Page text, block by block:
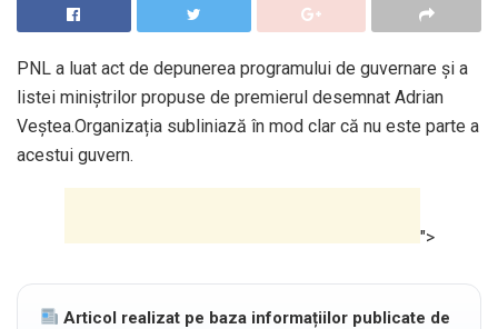
PNL a luat act de depunerea programului de guvernare și a
listei miniștrilor propuse de premierul desemnat Adrian
Veștea.Organizația subliniază în mod clar că nu este parte a
acestui guvern.
">
Articol realizat pe baza informațiilor publicate de